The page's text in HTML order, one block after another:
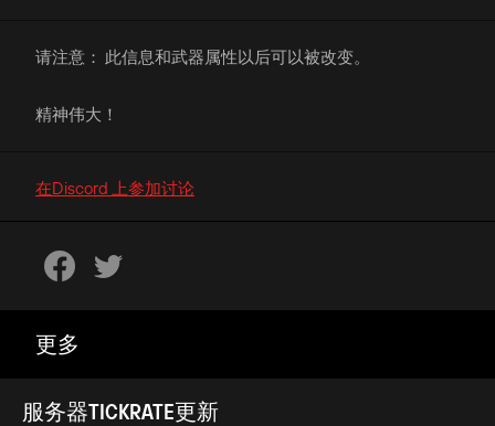
请注意： 此信息和武器属性以后可以被改变。
精神伟大！
在Discord 上参加讨论
更多
服务器TICKRATE更新